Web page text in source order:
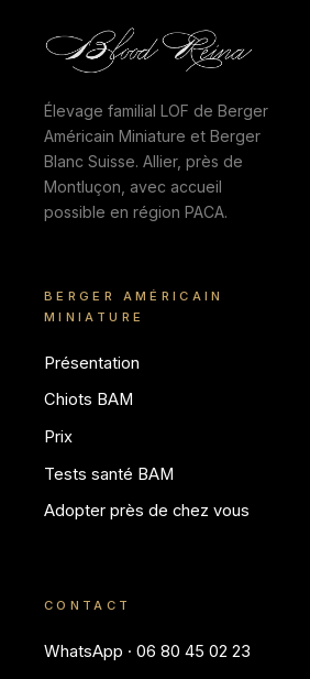
Élevage familial LOF de Berger
Américain Miniature et Berger
Blanc Suisse. Allier, près de
Montluçon, avec accueil
possible en région PACA.
BERGER AMÉRICAIN
MINIATURE
Présentation
Chiots BAM
Prix
Tests santé BAM
Adopter près de chez vous
CONTACT
WhatsApp · 06 80 45 02 23